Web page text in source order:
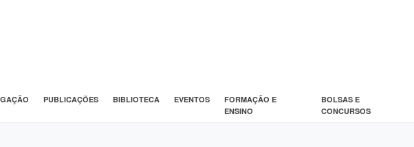
PUBLICAÇÕES BIBLIOTECA EVENTOS
FORMAÇÃO E
ENSINO
BOLSAS E
CONCURSOS